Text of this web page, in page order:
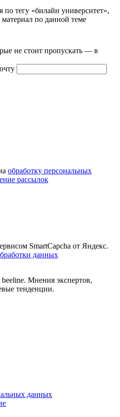
тегу «билайн университет»,
по данной теме
не стоит пропускать — в
обработку персональных
рассылок
SmartCapcha от Яндекс.
данных
Мнения экспертов,
тенденции.
данных